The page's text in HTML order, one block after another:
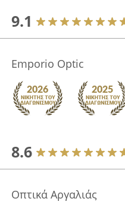
9.1
Emporio Optic
8.6
Οπτικά Αργαλιάς